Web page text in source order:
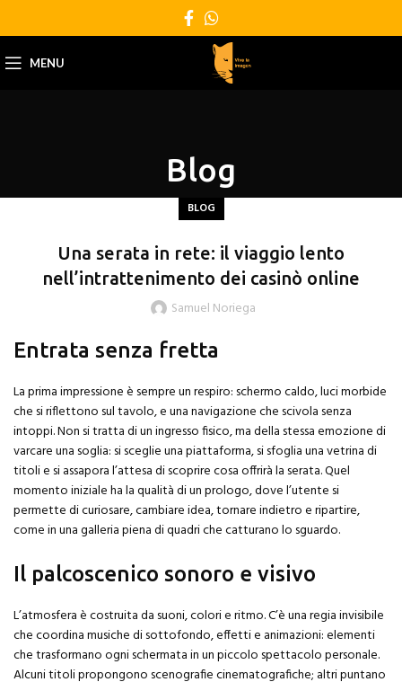
MENU
Blog
BLOG
Una serata in rete: il viaggio lento
nell’intrattenimento dei casinò online
Samuel Noriega
Entrata senza fretta
La prima impressione è sempre un respiro: schermo caldo, luci morbide
che si riflettono sul tavolo, e una navigazione che scivola senza
intoppi. Non si tratta di un ingresso fisico, ma della stessa emozione di
varcare una soglia: si sceglie una piattaforma, si sfoglia una vetrina di
titoli e si assapora l’attesa di scoprire cosa offrirà la serata. Quel
momento iniziale ha la qualità di un prologo, dove l’utente si
permette di curiosare, cambiare idea, tornare indietro e ripartire,
come in una galleria piena di quadri che catturano lo sguardo.
Il palcoscenico sonoro e visivo
L’atmosfera è costruita da suoni, colori e ritmo. C’è una regia invisibile
che coordina musiche di sottofondo, effetti e animazioni: elementi
che trasformano ogni schermata in un piccolo spettacolo personale.
Alcuni titoli propongono scenografie cinematografiche; altri puntano